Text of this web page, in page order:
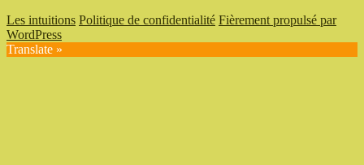
Les intuitions Politique de confidentialité Fièrement propulsé par
WordPress
Translate »